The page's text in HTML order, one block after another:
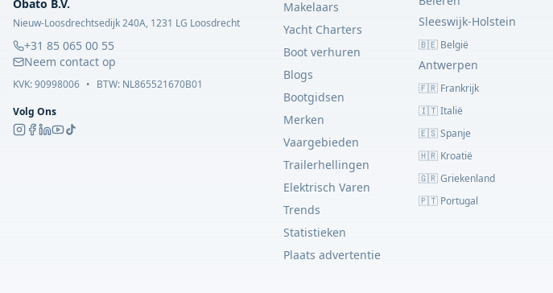
Obato B.V.
Nieuw-Loosdrechtsedijk 240A, 1231 LG Loosdrecht
+31 85 065 00 55
Neem contact op
KVK:90998006 • BTW: NL865521670B01
Volg Ons
Makelaars
Yacht Charters
Boot verhuren
Blogs
Bootgidsen
Merken
Vaargebieden
Trailerhellingen
Elektrisch Varen
Trends
Statistieken
Plaats advertentie
Sleeswijk-Holstein
🇧🇪 België
Antwerpen
🇫🇷 Frankrijk
🇮🇹 Italië
🇪🇸 Spanje
🇭🇷 Kroatië
🇬🇷 Griekenland
🇵🇹 Portugal